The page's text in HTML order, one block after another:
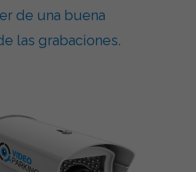
de una buena
las grabaciones.